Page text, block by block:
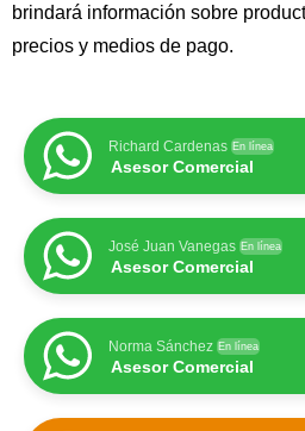
brindará información sobre
precios y medios de pago.
Richard Cardenas En línea
Asesor Comercial
José Juan Vanegas En línea
Asesor Comercial
Norma Sánchez En línea
Asesor Comercial